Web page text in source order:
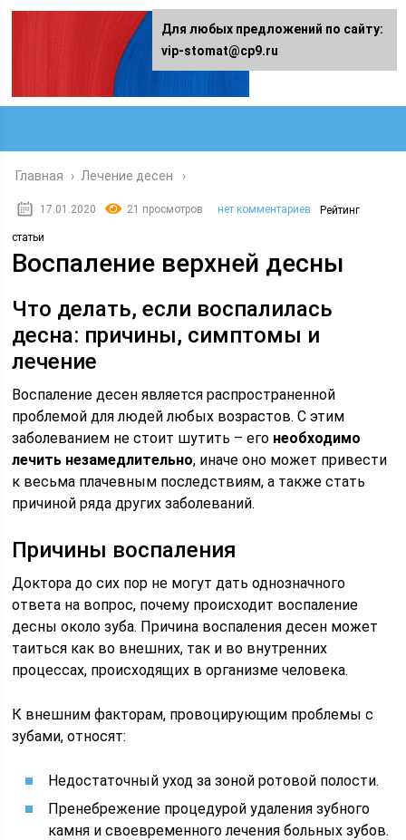
Главная › Лечение десен
17.01.2020 21 просмотров нет комментариев Рейтинг
статьи
Воспаление верхней десны
Что делать, если воспалилась
десна: причины, симптомы и
лечение
Воспаление десен является распространенной
проблемой для людей любых возрастов. С этим
заболеванием не стоит шутить – его необходимо
лечить незамедлительно, иначе оно может привести
к весьма плачевным последствиям, а также стать
причиной ряда других заболеваний.
Причины воспаления
Доктора до сих пор не могут дать однозначного
ответа на вопрос, почему происходит воспаление
десны около зуба. Причина воспаления десен может
таиться как во внешних, так и во внутренних
процессах, происходящих в организме человека.
К внешним факторам, провоцирующим проблемы с
зубами, относят:
Недостаточный уход за зоной ротовой полости.
Пренебрежение процедурой удаления зубного
камня и своевременного лечения больных зубов.
Для любых предложений по сайту:
vip-stomat@cp9.ru